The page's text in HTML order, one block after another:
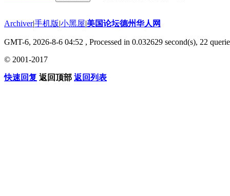
Archiver|手机版|小黑屋|美国论坛德州华人网
GMT-6, 2026-8-6 04:52 , Processed in 0.032629 second(s), 22
© 2001-2017
快速回复 返回顶部 返回列表